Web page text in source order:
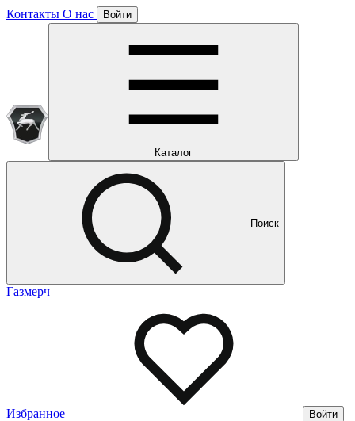
Контакты О нас Войти
Каталог
Поиск
Газмерч
Избранное Войти
Отлично!
Подписка уже оформлена